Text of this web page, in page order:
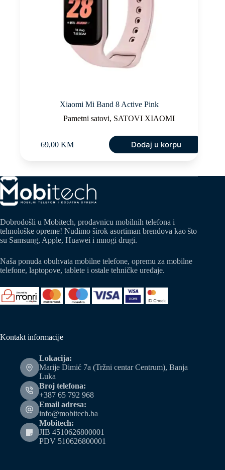
Xiaomi Mi Band 8 Active Pink
Pametni satovi, SATOVI XIAOMI
69,00 KM Dodaj u korpu
Dobrodošli u Mobitech, prodavnicu mobilnih telefona i
tehnološke opreme! Nudimo širok asortiman brendova kao što
su Samsung, Apple, Huawei i mnogi drugi.
Naša ponuda obuhvata mobilne telefone, opremu za mobilne
telefone, laptopove, tablete i ostale tehničke uređaje.
Kontakt informacije
Lokacija:
Marije Dimić 7a (Tržni centar Centrum), Banja
Luka
Broj telefona:
+387 65 792 968
Email adresa:
info@mobitech.ba
Mobitech:
JIB 4510626800001
PDV 510626800001